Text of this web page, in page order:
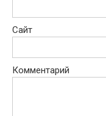
Сайт
Комментарий